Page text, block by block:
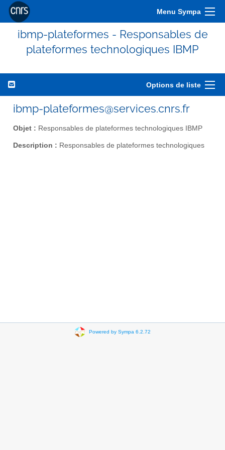
Menu Sympa
ibmp-plateformes - Responsables de
plateformes technologiques IBMP
Options de liste
ibmp-plateformes@services.cnrs.fr
Objet : Responsables de plateformes technologiques IBMP
Description : Responsables de plateformes technologiques
Powered by Sympa 6.2.72